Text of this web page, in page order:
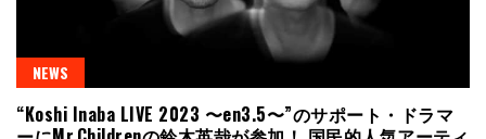
NEWS
“Koshi Inaba LIVE 2023 〜en3.5〜”のサポート・ドラマ